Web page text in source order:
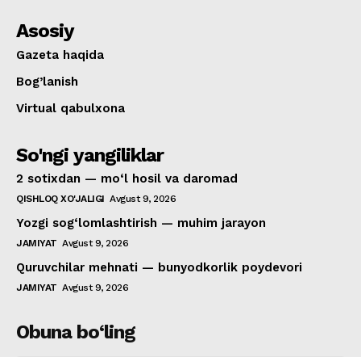
Asosiy
Gazeta haqida
Bog’lanish
Virtual qabulxona
So'ngi yangiliklar
2 sotixdan — mo‘l hosil va daromad
QISHLOQ XO'JALIGI Avgust 9, 2026
Yozgi sog‘lomlashtirish — muhim jarayon
JAMIYAT Avgust 9, 2026
Quruvchilar mehnati — bunyodkorlik poydevori
JAMIYAT Avgust 9, 2026
Obuna bo‘ling